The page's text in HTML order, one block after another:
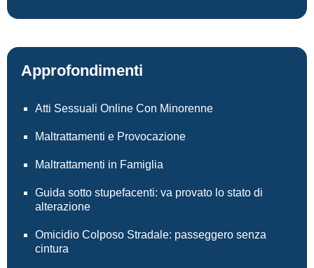
Approfondimenti
Atti Sessuali Online Con Minorenne
Maltrattamenti e Provocazione
Maltrattamenti in Famiglia
Guida sotto stupefacenti: va provato lo stato di
alterazione
Omicidio Colposo Stradale: passeggero senza
cintura